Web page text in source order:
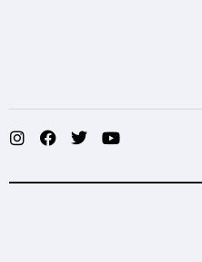
INSIGHTS